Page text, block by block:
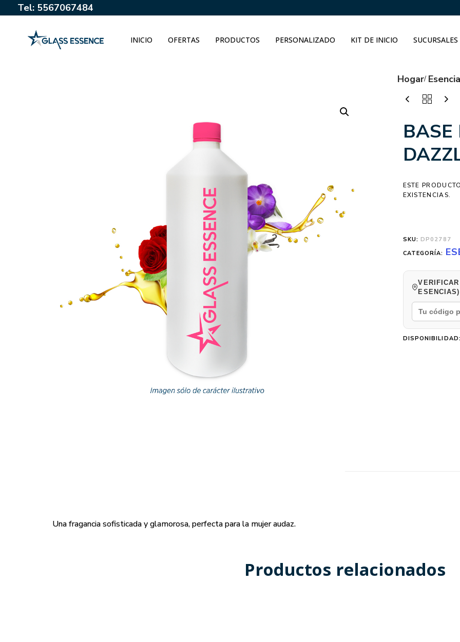
Tel: 5567067484
INICIO OFERTAS PRODUCTOS PERSONALIZADO KIT DE INICIO SUCURSALES
Hogar
ESTE
EXISTENCIAS.
SKU: DP02787
CATEGORÍA:
ESENCIAS)
Una fragancia sofisticada y glamorosa, perfecta para la mujer audaz.
Productos relacionados